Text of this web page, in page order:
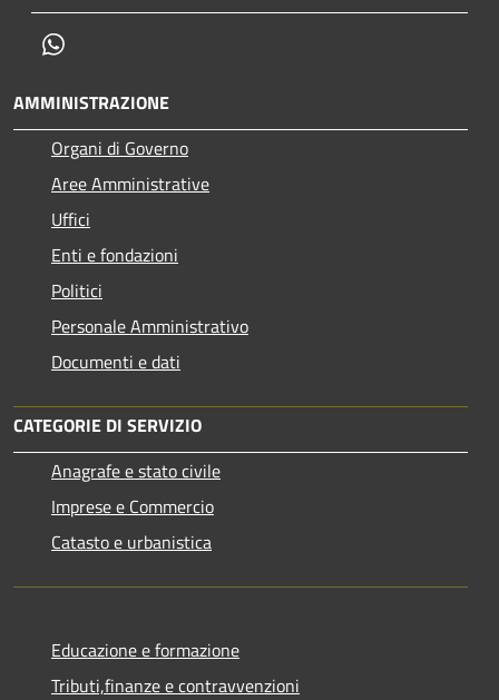
AMMINISTRAZIONE
Organi di Governo
Aree Amministrative
Uffici
Enti e fondazioni
Politici
Personale Amministrativo
Documenti e dati
CATEGORIE DI SERVIZIO
Anagrafe e stato civile
Imprese e Commercio
Catasto e urbanistica
Educazione e formazione
Tributi,finanze e contravvenzioni